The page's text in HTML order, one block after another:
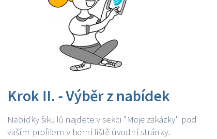
Krok II. - Výběr z nabídek
Nabídky šikulů najdete v sekci "Moje zakázky" pod
vaším profilem v horní liště úvodní stránky.